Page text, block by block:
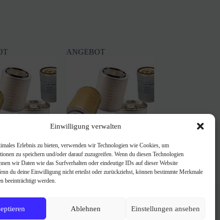
Einwilligung verwalten
Erlebnis zu bieten, verwenden wir Technologien wie Cookies, um
zu speichern und/oder darauf zuzugreifen. Wenn du diesen Technologien
wir Daten wie das Surfverhalten oder eindeutige IDs auf dieser Website
du deine Einwilligung nicht erteilst oder zurückziehst, können bestimmte Merkmale
beeinträchtigt werden.
Ablehnen Einstellungen ansehen
wie
C58185/1
€
ANGEBOT
SF -Filter SK3961
8,37 €
Ursprünglicher
Preis
6,98€Aktueller
Preis
Über uns
Impressum